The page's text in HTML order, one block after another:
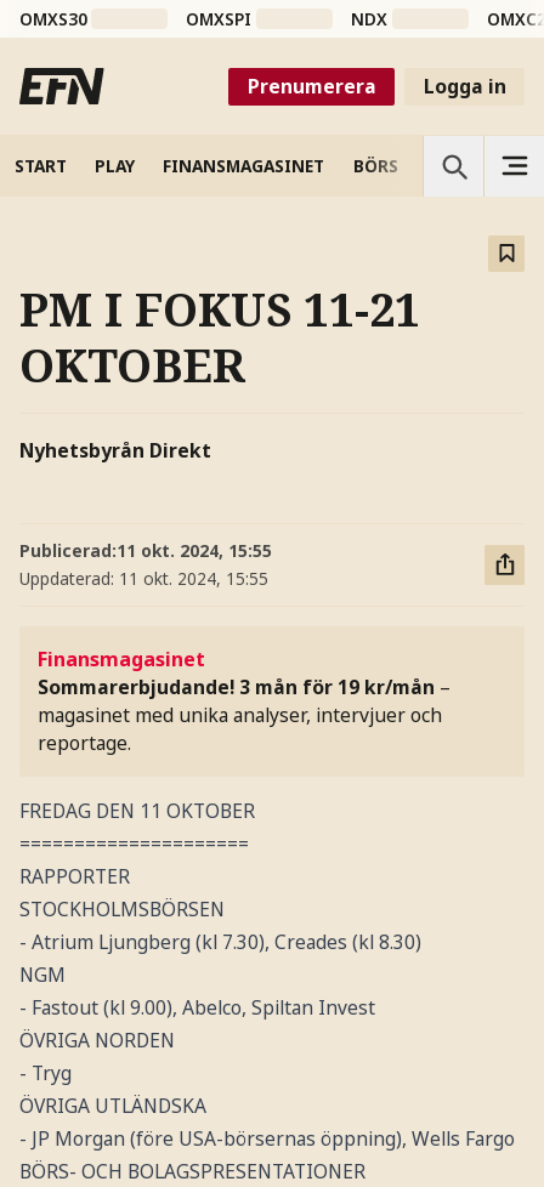
OMXS30 OMXSPI NDX
Prenumerera Logga in
START PLAY FINANSMAGASINET BÖRS VETENSKAP
PM I FOKUS 11-21
OKTOBER
Nyhetsbyrån Direkt
Publicerad:11 okt. 2024, 15:55
Uppdaterad: 11 okt. 2024, 15:55
Finansmagasinet
Sommarerbjudande! 3 mån för 19 kr/mån –
magasinet med unika analyser, intervjuer och
reportage.
FREDAG DEN 11 OKTOBER
=====================
RAPPORTER
STOCKHOLMSBÖRSEN
- Atrium Ljungberg (kl 7.30), Creades (kl 8.30)
NGM
- Fastout (kl 9.00), Abelco, Spiltan Invest
ÖVRIGA NORDEN
- Tryg
ÖVRIGA UTLÄNDSKA
- JP Morgan (före USA-börsernas öppning), Wells Fargo
BÖRS- OCH BOLAGSPRESENTATIONER